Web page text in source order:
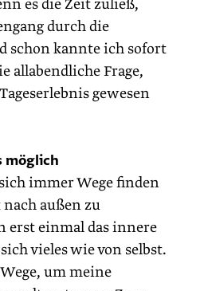
es die Zeit zuließ,
durch die
schon kannte ich sofort
allabendliche Frage,
gewesen
möglich
immer Wege finden
außen zu
erst einmal das innere
vieles wie von selbst.
um meine